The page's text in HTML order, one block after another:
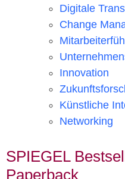
Digitale
Change
Innovation
Künstliche
Networking
SPIEGEL
Paperback